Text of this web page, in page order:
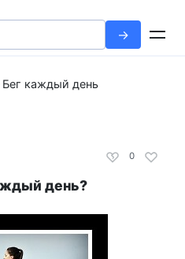
Бег каждый день
0
день?